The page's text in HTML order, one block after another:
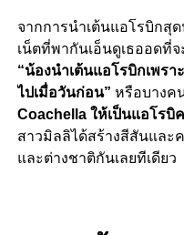
จากการนำเต้นแอโรบิกสุ
เน็ตที่พากันเอ็นดูเธออดที่
“น้องนำเต้นแอโรบิกเพรา
ไปเมื่อวันก่อน” หรือบางค
Coachella ให้เป็นแอโรบิ
สาวมิลลิได้สร้างสีสันและ
และต่างชาติกันเลยทีเดียว